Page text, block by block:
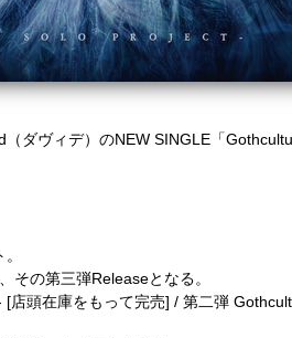
ダヴィデ）のNEW SINGLE「
その第三弾Releaseとなる。
頭在庫をもって完売] / 第二弾